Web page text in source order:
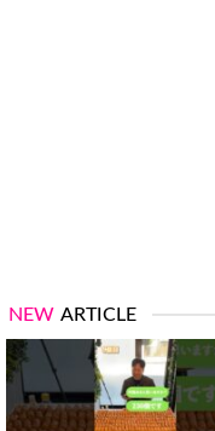
NEW ARTICLE